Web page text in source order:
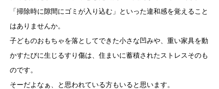
「掃除時に隙間にゴミが入り込む」といった違和感を覚えること
はありませんか。
子どものおもちゃを落としてできた小さな凹みや、重い家具を動
かすたびに生じるすり傷は、住まいに蓄積されたストレスそのも
のです。
そーだよなぁ、と思われている方もいると思います。